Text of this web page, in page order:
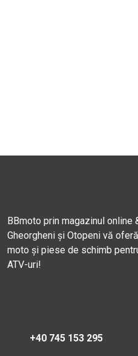
BBmoto prin magazinul
Gheorgheni și Otopeni vă
moto și piese de schimb
ATV-uri!
+40 745 153 295